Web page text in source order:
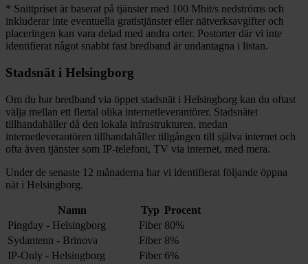
* Snittpriset är baserat på tjänster med 100 Mbit/s nedströms och
inkluderar inte eventuella gratistjänster eller nätverksavgifter och
placeringen kan vara delad med andra orter. Postorter där vi inte
identifierat något snabbt fast bredband är undantagna i listan.
Stadsnät i Helsingborg
Om du har bredband via öppet stadsnät i Helsingborg kan du oftast
välja mellan ett flertal olika internetleverantörer. Stadsnätet
tillhandahåller då den lokala infrastrukturen, medan
internetleverantören tillhandahåller tillgången till själva internet och
ofta även tjänster som IP-telefoni, TV via internet, med mera.
Under de senaste 12 månaderna har vi identifierat följande öppna
nät i Helsingborg.
Namn Typ Procent
Pingday - Helsingborg
Fiber 80%
Sydantenn - Brinova
Fiber 8%
IP-Only - Helsingborg
Fiber 6%